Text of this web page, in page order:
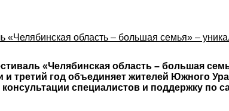
«Челябинская область – большая семья» –
«Челябинская область – большая
и третий год объединяет жителей Южного
консультации специалистов и поддержку